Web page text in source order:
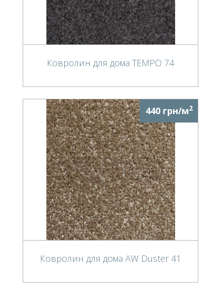
Ковролин для дома TEMPO 74
440 грн/м2
Ковролин для дома AW Duster 41